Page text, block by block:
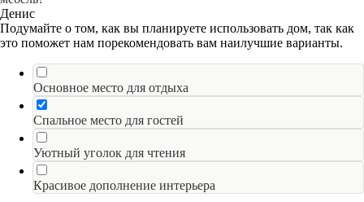
Денис
Подумайте о том, как вы планируете использовать дом, так как
это поможет нам порекомендовать вам наилучшие варианты.
Основное место для отдыха
Спальное место для гостей
Уютный уголок для чтения
Красивое дополнение интерьера